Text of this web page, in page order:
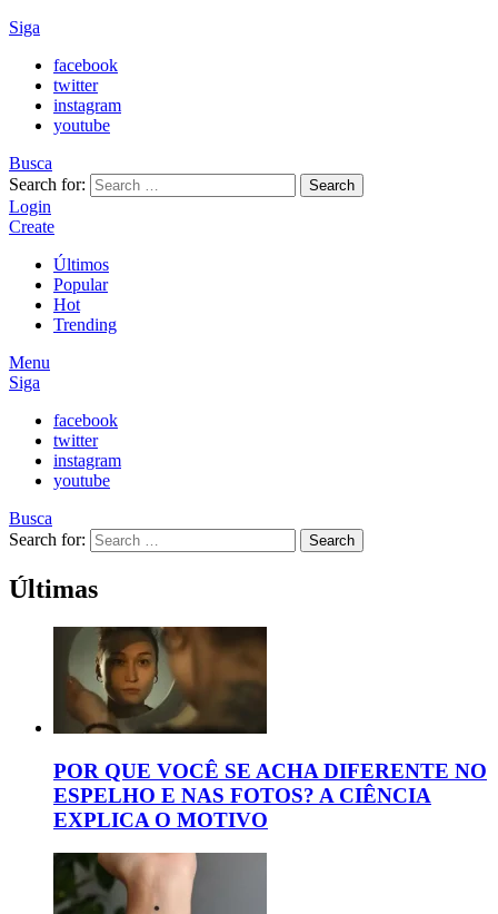
Siga
facebook
twitter
instagram
youtube
Busca
Search for:
Search
Login
Create
Últimos
Popular
Hot
Trending
Menu
Siga
facebook
twitter
instagram
youtube
Busca
Search for:
Search
Últimas
POR QUE VOCÊ SE ACHA DIFERENTE NO
ESPELHO E NAS FOTOS? A CIÊNCIA
EXPLICA O MOTIVO